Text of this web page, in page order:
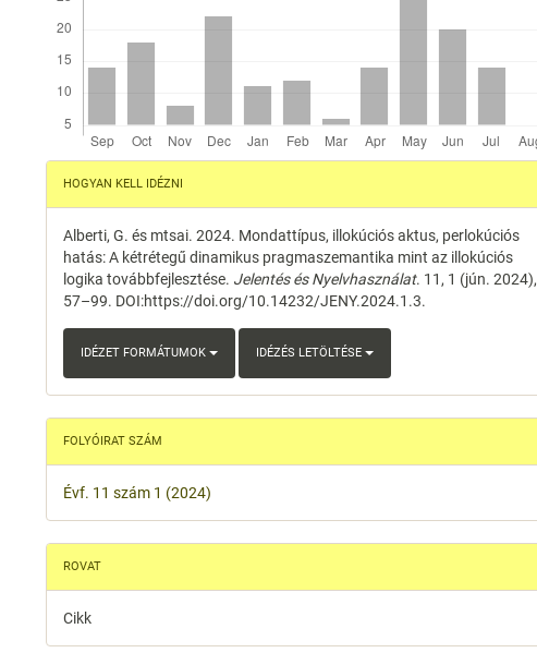
Article
Details
HOGYAN KELL IDÉZNI
Alberti, G. és mtsai. 2024. Mondattípus, illokúciós aktus, perlokúciós
hatás: A kétrétegű dinamikus pragmaszemantika mint az illokúciós
logika továbbfejlesztése. Jelentés és Nyelvhasználat. 11, 1 (jún. 2024),
57–99. DOI:https://doi.org/10.14232/JENY.2024.1.3.
IDÉZET FORMÁTUMOK IDÉZÉS LETÖLTÉSE
FOLYÓIRAT SZÁM
Évf. 11 szám 1 (2024)
ROVAT
Cikk